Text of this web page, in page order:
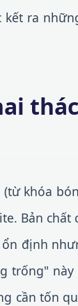
ra
(từ khóa
Bản
định
trống"
cần tốn